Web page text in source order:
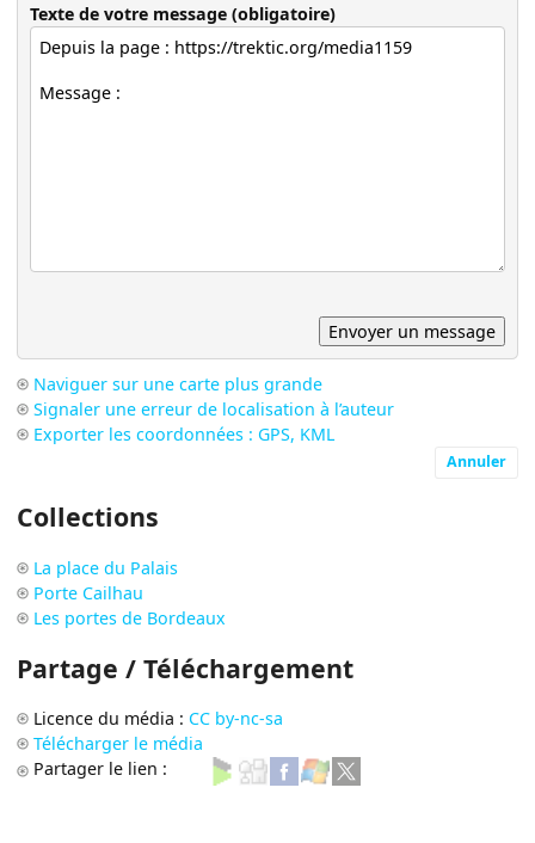
Texte de votre message (obligatoire)
Naviguer sur une carte plus grande
Signaler une erreur de localisation à l’auteur
Exporter les coordonnées : GPS, KML
Annuler
Collections
La place du Palais
Porte Cailhau
Les portes de Bordeaux
Partage / Téléchargement
Licence du média : CC by-nc-sa
Télécharger le média
Partager le lien :